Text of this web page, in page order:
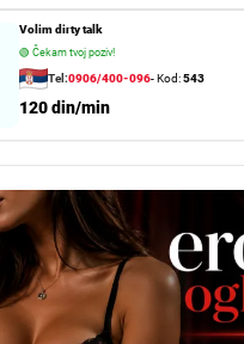
Volim dirty talk
🟢 Čekam tvoj poziv!
Tel:0906/400-096- Kod:543
120 din/min